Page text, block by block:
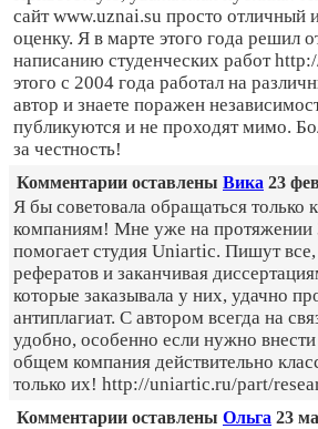
сайт www.uznai.su просто отличный
оценку. Я в марте этого года решил
написанию студенческих работ
этого с 2004 года работал на
автор и знаете поражен
публикуются и не проходят мимо.
за честность!
Комментарии оставлены Вика 23
Я бы советовала обращаться только
компаниям! Мне уже на протяжении
помогает студия Uniartic. Пишут все,
рефератов и заканчивая
которые заказывала у них, удачно
антиплагиат. С автором всегда на
удобно, особенно если нужно
общем компания действительно
только их! http://uniartic.ru/part/
Комментарии оставлены Ольга 23